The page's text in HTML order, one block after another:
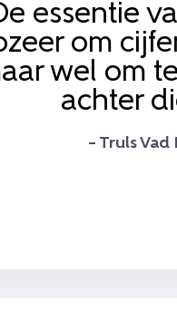
essentie
om
wel om
achter
– Truls